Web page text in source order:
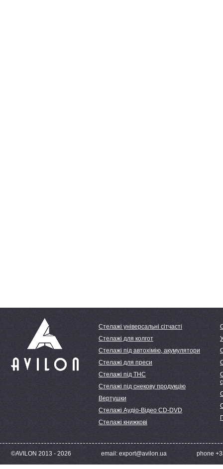
Стелажі універсальні сітчасті
Стелажі для колгот
Стелажі під автохімію, акумулятори
Стелажі для преси
Стелажі під ТНС
Стелажі під снекову продукцію
Вертушки
Стелажі Аудіо-Відео CD-DVD
Стелажі книжкові
©AVILON 2013 - 2026 email: export@avilon.ua phone